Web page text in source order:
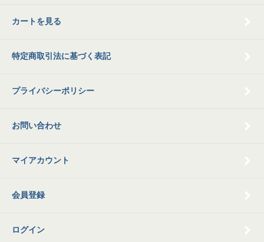
カートを見る
特定商取引法に基づく表記
プライバシーポリシー
お問い合わせ
マイアカウント
会員登録
ログイン